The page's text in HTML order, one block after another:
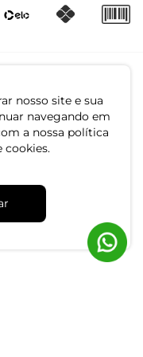
nosso site e sua
navegando em
a nossa política
cookies.
05
- Luiz Alves - SC